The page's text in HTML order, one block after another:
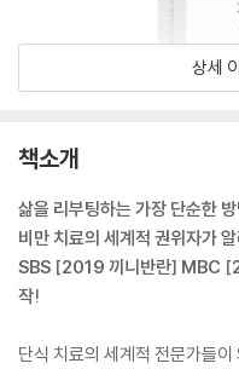
상세
책소개
삶을 리부팅하는 가장 단순한
비만 치료의 세계적 권위자가
SBS [2019 끼니반란] MBC
작!
단식 치료의 세계적 전문가들